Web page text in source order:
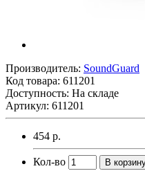
Производитель: SoundGuard
Код товара: 611201
Доступность: На складе
Артикул: 611201
454 р.
Кол-во В